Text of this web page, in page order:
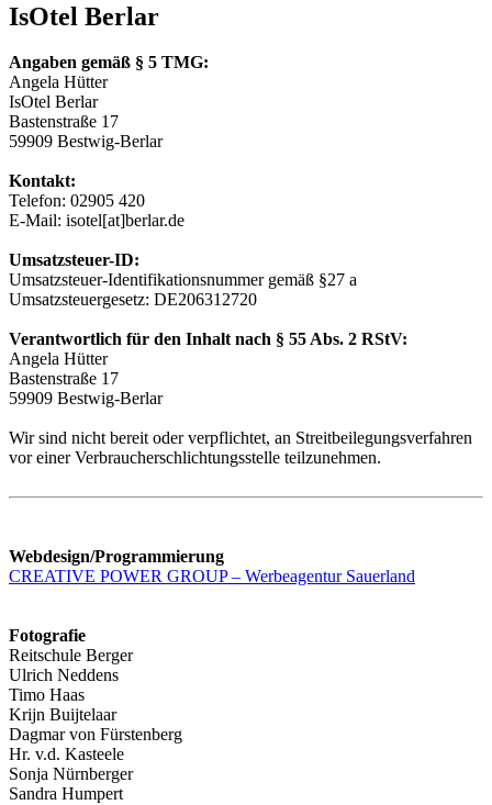
IsOtel Berlar
Angaben gemäß § 5 TMG:
Angela Hütter
IsOtel Berlar
Bastenstraße 17
59909 Bestwig-Berlar
Kontakt:
Telefon: 02905 420
E-Mail: isotel[at]berlar.de
Umsatzsteuer-ID:
Umsatzsteuer-Identifikationsnummer gemäß §27 a
Umsatzsteuergesetz: DE206312720
Verantwortlich für den Inhalt nach § 55 Abs. 2 RStV:
Angela Hütter
Bastenstraße 17
59909 Bestwig-Berlar
Wir sind nicht bereit oder verpflichtet, an Streitbeilegungsverfahren
vor einer Verbraucherschlichtungsstelle teilzunehmen.
Webdesign/Programmierung
CREATIVE POWER GROUP – Werbeagentur Sauerland
Fotografie
Reitschule Berger
Ulrich Neddens
Timo Haas
Krijn Buijtelaar
Dagmar von Fürstenberg
Hr. v.d. Kasteele
Sonja Nürnberger
Sandra Humpert